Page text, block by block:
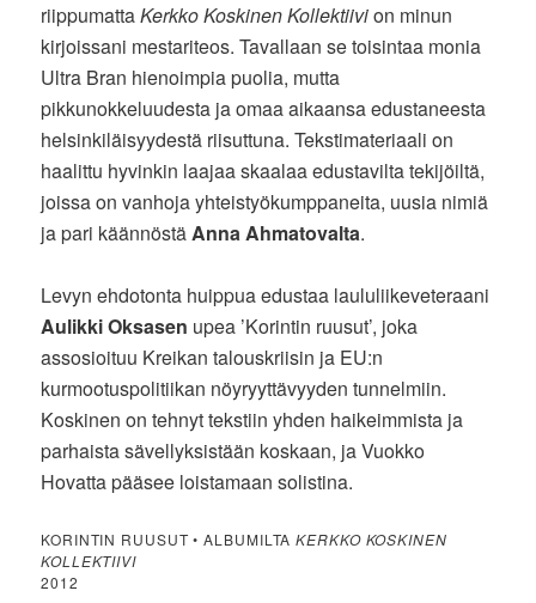
riippumattaKerkko Koskinen Kollektiivion minun
kirjoissani mestariteos. Tavallaan se toisintaa monia
Ultra Bran hienoimpia puolia, mutta
pikkunokkeluudesta ja omaa aikaansa edustaneesta
helsinkiläisyydestä riisuttuna. Tekstimateriaali on
haalittu hyvinkin laajaa skaalaa edustavilta tekijöiltä,
joissa on vanhoja yhteistyökumppaneita, uusia nimiä
ja pari käännöstäAnna Ahmatovalta.
Levyn ehdotonta huippua edustaa laululiikeveteraani
Aulikki Oksasen upea ’Korintin ruusut’, joka
assosioituu Kreikan talouskriisin ja EU:n
kurmootuspolitiikan nöyryyttävyyden tunnelmiin.
Koskinen on tehnyt tekstiin yhden haikeimmista ja
parhaista sävellyksistään koskaan, ja Vuokko
Hovatta pääsee loistamaan solistina.
KORINTIN RUUSUT • ALBUMILTAKERKKO KOSKINEN
KOLLEKTIIVI
2012